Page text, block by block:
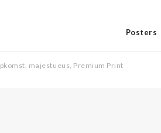
Posters
majestueus, Premium Print